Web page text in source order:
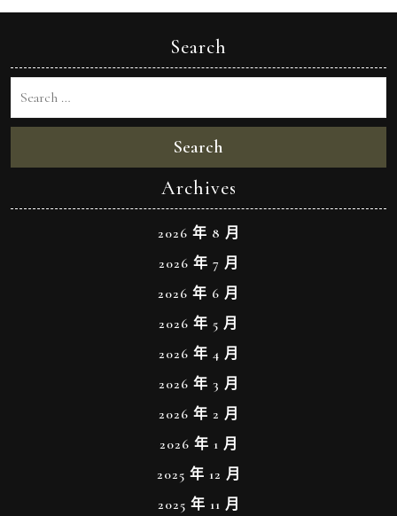
Search
Search
Archives
2026 年 8 月
2026 年 7 月
2026 年 6 月
2026 年 5 月
2026 年 4 月
2026 年 3 月
2026 年 2 月
2026 年 1 月
2025 年 12 月
2025 年 11 月